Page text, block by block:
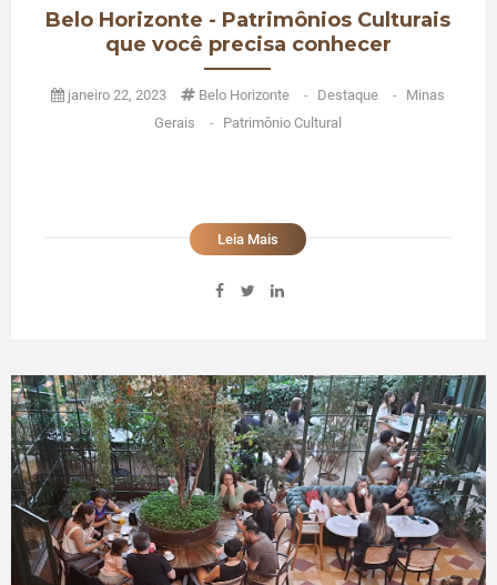
Belo Horizonte - Patrimônios Culturais
que você precisa conhecer
janeiro 22, 2023 Belo Horizonte - Destaque - Minas
Gerais
- Patrimônio Cultural
Leia Mais